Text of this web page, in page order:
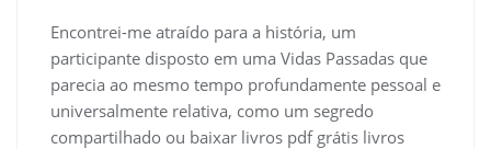
Encontrei-me atraído para a história, um
participante disposto em uma Vidas Passadas que
parecia ao mesmo tempo profundamente pessoal e
universalmente relativa, como um segredo
compartilhado ou baixar livros pdf grátis livros